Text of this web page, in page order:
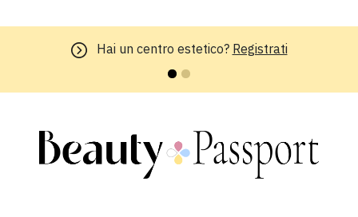
Hai un centro estetico? Registrati